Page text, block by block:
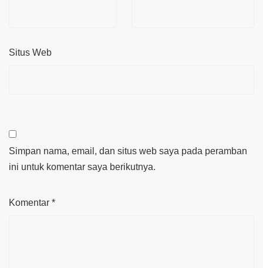
Situs Web
Simpan nama, email, dan situs web saya pada peramban
ini untuk komentar saya berikutnya.
Komentar *